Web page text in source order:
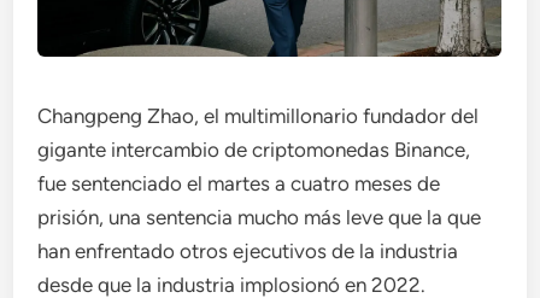
Changpeng Zhao, el multimillonario fundador del
gigante intercambio de criptomonedas Binance,
fue sentenciado el martes a cuatro meses de
prisión, una sentencia mucho más leve que la que
han enfrentado otros ejecutivos de la industria
desde que la industria implosionó en 2022.